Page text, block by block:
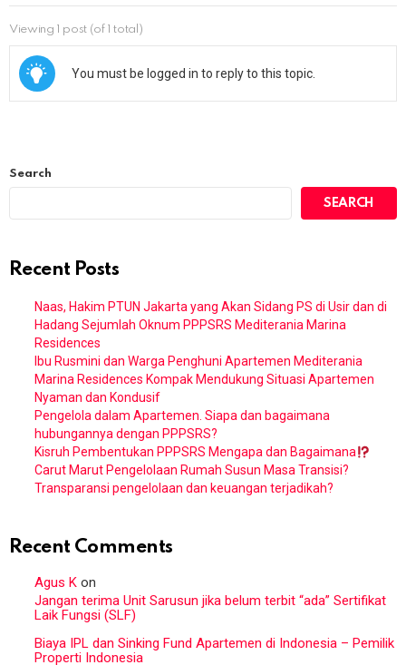
Viewing 1 post (of 1 total)
You must be logged in to reply to this topic.
Search
SEARCH
Recent Posts
Naas, Hakim PTUN Jakarta yang Akan Sidang PS di Usir dan di
Hadang Sejumlah Oknum PPPSRS Mediterania Marina
Residences
Ibu Rusmini dan Warga Penghuni Apartemen Mediterania
Marina Residences Kompak Mendukung Situasi Apartemen
Nyaman dan Kondusif
Pengelola dalam Apartemen. Siapa dan bagaimana
hubungannya dengan PPPSRS?
Kisruh Pembentukan PPPSRS Mengapa dan Bagaimana
Carut Marut Pengelolaan Rumah Susun Masa Transisi?
Transparansi pengelolaan dan keuangan terjadikah?
Recent Comments
Agus K on
Jangan terima Unit Sarusun jika belum terbit “ada” Sertifikat
Laik Fungsi (SLF)
Biaya IPL dan Sinking Fund Apartemen di Indonesia – Pemilik
Properti Indonesia